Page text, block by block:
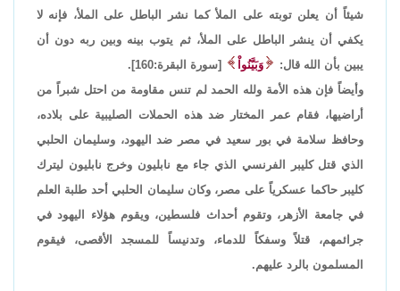
شيئاً أن يعلن توبته على الملأ كما نشر الباطل على الملأ، فإنه لا
يكفي أن ينشر الباطل على الملأ، ثم يتوب بينه وبين ربه دون أن
يبين بأن الله قال:
وَبَيَّنُواْ
[سورة البقرة:160].
وأيضاً فإن هذه الأمة ولله الحمد لم تنس مقاومة من احتل شبراً من
أراضيها، فقام عمر المختار ضد هذه الحملات الصليبية على بلاده،
وحافظ سلامة في بور سعيد في مصر ضد اليهود، وسليمان الحلبي
الذي قتل كليبر الفرنسي الذي جاء مع نابليون وخرج نابليون ليترك
كليبر حاكما عسكرياً على مصر، وكان سليمان الحلبي أحد طلبة العلم
في جامعة الأزهر، وتقوم أحداث فلسطين، ويقوم هؤلاء اليهود في
جرائمهم، قتلاً وسفكاً للدماء، وتدنيساً للمسجد الأقصى، فيقوم
المسلمون بالرد عليهم.